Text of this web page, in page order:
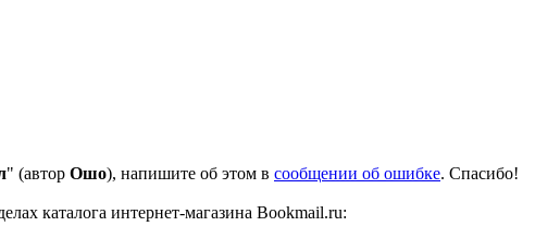
" (автор Ошо), напишите об этом в сообщении об ошибке. Спасибо!
каталога интернет-магазина Bookmail.ru: